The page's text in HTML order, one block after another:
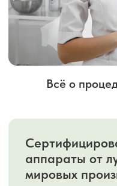
на коже без боли и долгого
восстановления. В
образования и его
используем три
лазерное удаление
радиоволновое
криодеструкцию
Методы подходят для